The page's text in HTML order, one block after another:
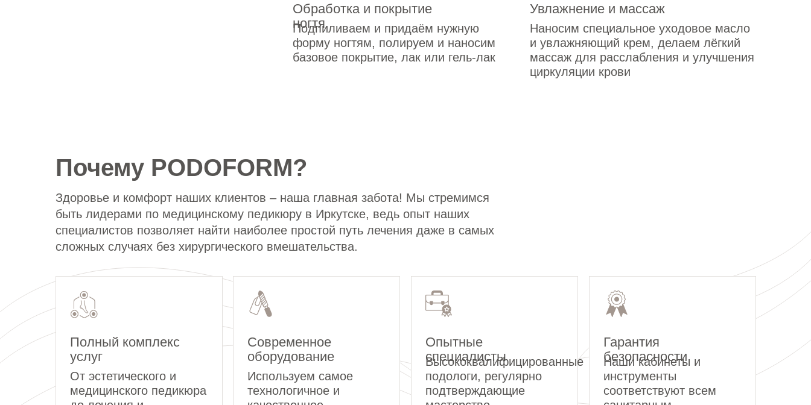
Обработка и покрытие
ногтя
Подпиливаем и придаём нужную
форму ногтям, полируем и наносим
базовое покрытие, лак или гель-лак
Увлажнение и массаж
Наносим специальное уходовое масло
и увлажняющий крем, делаем лёгкий
массаж для расслабления и улучшения
циркуляции крови
Почему PODOFORM?
Здоровье и комфорт наших клиентов – наша главная забота! Мы стремимся
быть лидерами по медицинскому педикюру в Иркутске, ведь опыт наших
специалистов позволяет найти наиболее простой путь лечения даже в самых
сложных случаях без хирургического вмешательства.
Полный комплекс
услуг
От эстетического и
медицинского педикюра
Современное
оборудование
Используем самое
технологичное и
Опытные
специалисты
Высококвалифицированные
подологи, регулярно
подтверждающие
Гарантия
безопасности
Наши кабинеты и
инструменты
соответствуют всем